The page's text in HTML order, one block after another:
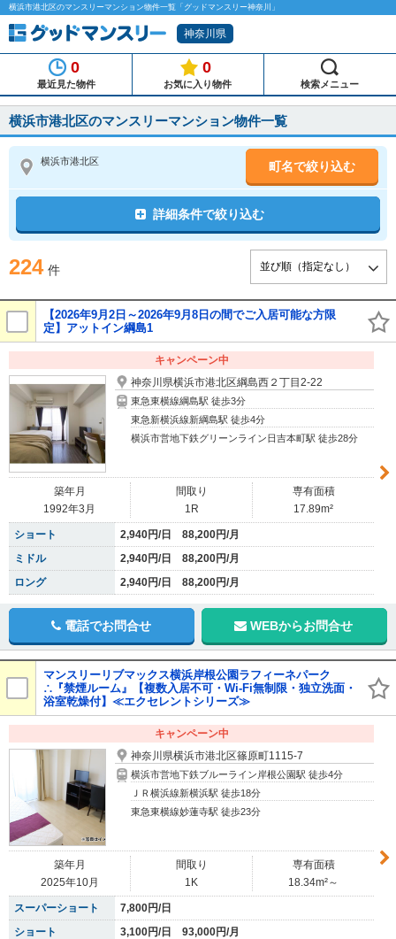
横浜市港北区のマンスリーマンション物件一覧「グッドマンスリー神奈川」
神奈川県
0
最近見た物件
0
お気に入り物件 検索メニュー
横浜市港北区のマンスリーマンション物件一覧
横浜市港北区 町名で絞り込む
詳細条件で絞り込む
224 件
【2026年9月2日～2026年9月8日の間でご入居可能な方限
定】アットイン綱島1
キャンペーン中
神奈川県横浜市港北区綱島西２丁目2-22
東急東横線綱島駅 徒歩3分
東急新横浜線新綱島駅 徒歩4分
横浜市営地下鉄グリーンライン日吉本町駅 徒歩28分
築年月
1992年3月
間取り
1R
専有面積
17.89m²
ショート
2,940円/日 88,200円/月
ミドル
2,940円/日 88,200円/月
ロング
2,940円/日 88,200円/月
電話でお問合せ WEBからお問合せ
マンスリーリブマックス横浜岸根公園ラフィーネパーク
∴『禁煙ルーム』【複数入居不可・Wi-Fi無制限・独立洗面・
浴室乾燥付】≪エクセレントシリーズ≫
キャンペーン中
神奈川県横浜市港北区篠原町1115-7
横浜市営地下鉄ブルーライン岸根公園駅 徒歩4分
ＪＲ横浜線新横浜駅 徒歩18分
東急東横線妙蓮寺駅 徒歩23分
築年月
2025年10月
間取り
1K
専有面積
18.34m²～
スーパーショート
7,800円/日
ショート
3,100円/日 93,000円/月